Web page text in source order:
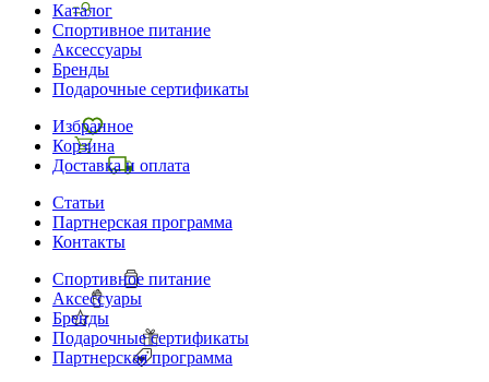
Каталог
Спортивное питание
Аксессуары
Бренды
Подарочные сертификаты
Избранное
Корзина
Доставка и оплата
Статьи
Партнерская программа
Контакты
Спортивное питание
Аксессуары
Бренды
Подарочные сертификаты
Партнерская программа